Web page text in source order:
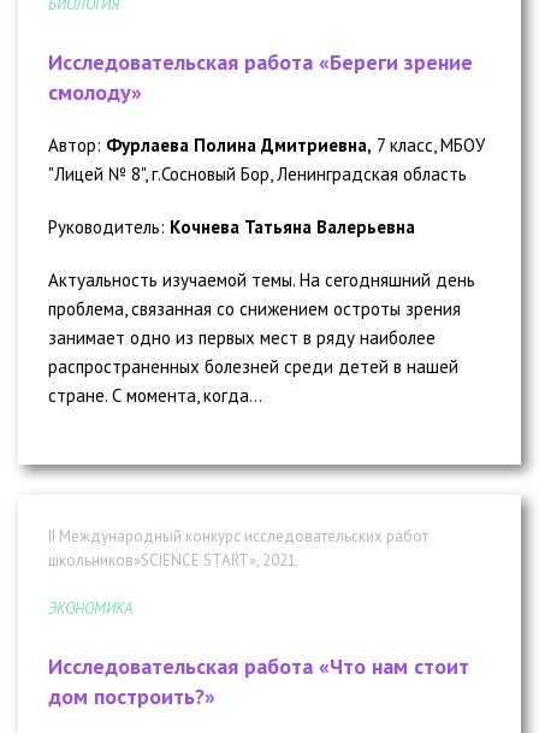
БИОЛОГИЯ
Исследовательская работа «Береги зрение
смолоду»
Автор: Фурлаева Полина Дмитриевна, 7 класс, МБОУ
"Лицей № 8", г.Сосновый Бор, Ленинградская область
Руководитель: Кочнева Татьяна Валерьевна
Актуальность изучаемой темы. На сегодняшний день
проблема, связанная со снижением остроты зрения
занимает одно из первых мест в ряду наиболее
распространенных болезней среди детей в нашей
стране. С момента, когда...
II Международный конкурс исследовательских работ
школьников»SCIENCE START», 2021
ЭКОНОМИКА
Исследовательская работа «Что нам стоит
дом построить?»